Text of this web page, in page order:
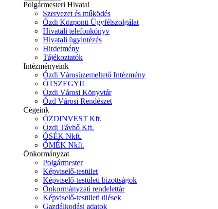
Polgármesteri Hivatal
Szervezet és működés
Ózdi Központi Ügyfélszolgálat
Hivatali telefonkönyv
Hivatali ügyintézés
Hirdetmény
Tájékoztatók
Intézményeink
Ózdi Városüzemeltető Intézmény
ÓTSZEGYII
Ózdi Városi Könyvtár
Ózd Városi Rendészet
Cégeink
ÓZDINVEST Kft.
Ózdi Távhő Kft.
ÓSÉK Nkft.
ÓMÉK Nkft.
Önkormányzat
Polgármester
Képviselő-testület
Képviselő-testületi bizottságok
Önkormányzati rendelettár
Képviselő-testületi ülések
Gazdálkodási adatok